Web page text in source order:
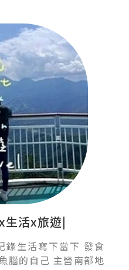
生活x旅遊|
錄生活寫下當下 發食
腦的自己 主營南部地